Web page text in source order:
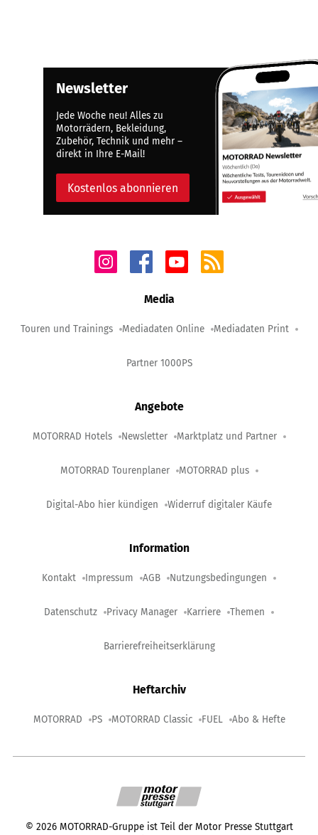
Newsletter
Jede Woche neu! Alles zu
Motorrädern, Bekleidung,
Zubehör, Technik und mehr –
direkt in Ihre E-Mail!
Kostenlos abonnieren
Media
Touren und Trainings Mediadaten Online Mediadaten Print
Partner 1000PS
Angebote
MOTORRAD Hotels Newsletter Marktplatz und Partner
MOTORRAD Tourenplaner MOTORRAD plus
Digital-Abo hier kündigen Widerruf digitaler Käufe
Information
Kontakt Impressum AGB Nutzungsbedingungen
Datenschutz Privacy Manager Karriere Themen
Barrierefreiheitserklärung
Heftarchiv
MOTORRAD PS MOTORRAD Classic FUEL Abo & Hefte
© 2026 MOTORRAD-Gruppe ist Teil der Motor Presse Stuttgart